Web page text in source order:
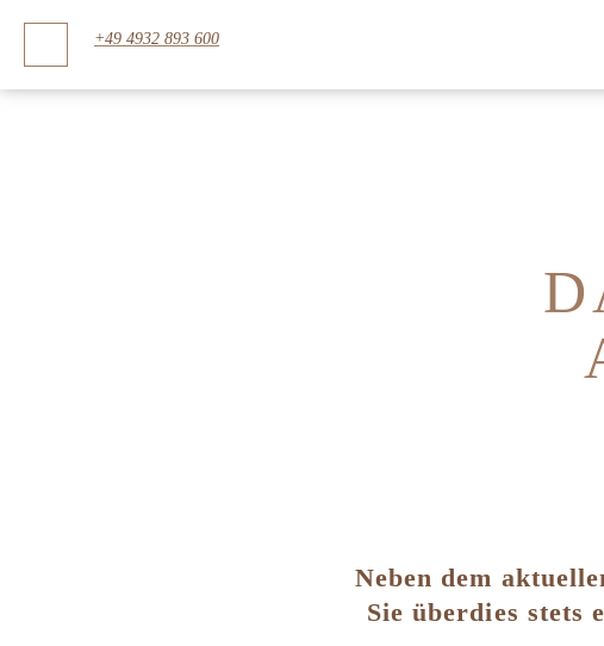
+49 4932 893 600
Neben dem
Sie überdies stets